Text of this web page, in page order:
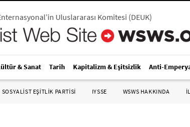
Uluslararası Komitesi (DEUK)
& Sanat Tarih Kapitalizm & Eşitsizlik Anti-
SOSYALIST EŞITLIK PARTISI IYSSE WSWS HAKKINDA